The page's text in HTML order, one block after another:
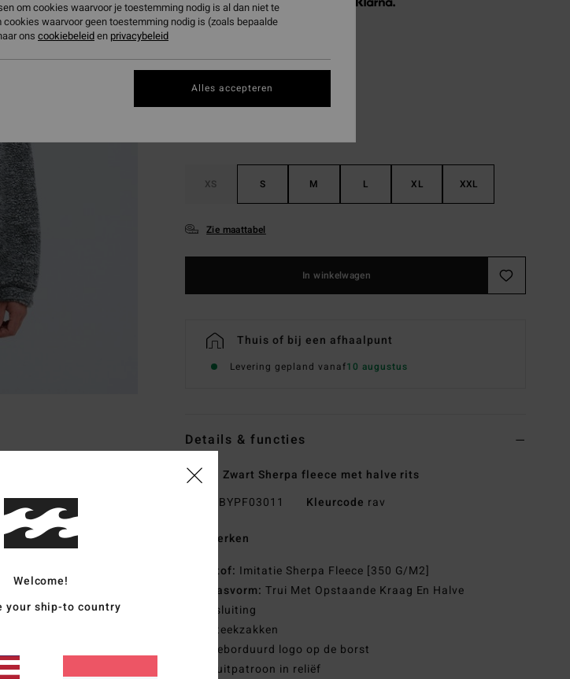
XS S M L XL XXL
Zie maattabel
In winkelwagen
Thuis of bij een afhaalpunt
Levering gepland vanaf10 augustus
Details & functies
Heren Zwart Sherpa fleece met halve rits
EBYPF03011 Kleurcode rav
Kenmerken
Stof: Imitatie Sherpa Fleece [350 G/M2]
Pasvorm: Trui Met Opstaande Kraag En Halve
Ritssluiting
Steekzakken
Geborduurd logo op de borst
Ruitpatroon in reliëf
Welcome!
your ship-to country
om cookies waarvoor je toestemming nodig is al dan niet te
waarvoor geen toestemming nodig is (zoals bepaalde
ons cookiebeleiden privacybeleid
Alles accepteren